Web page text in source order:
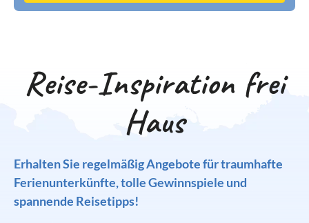
Reise-Inspiration frei
Haus
Erhalten Sie regelmäßig Angebote für traumhafte
Ferienunterkünfte, tolle Gewinnspiele und
spannende Reisetipps!